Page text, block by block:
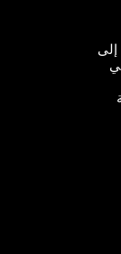
إلى